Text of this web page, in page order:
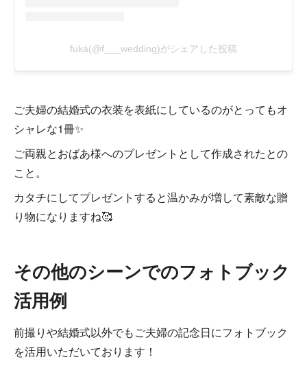
ご夫婦の結婚式の衣装を表紙にしているのがとってもオ
シャレな1冊✨
ご両親とおばあ様へのプレゼントとして作成されたとの
こと。
カタチにしてプレゼントすると温かみが増して素敵な贈
り物になりますね🥰
その他のシーンでのフォトブック
活用例
前撮りや結婚式以外でもご夫婦の記念日にフォトブック
を活用いただいております！